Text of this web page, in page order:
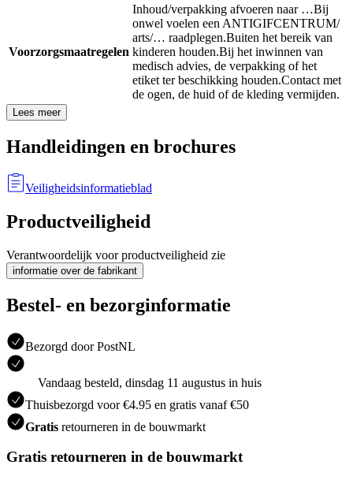
Voorzorgsmaatregelen
Inhoud/verpakking afvoeren naar …Bij
onwel voelen een ANTIGIFCENTRUM/
arts/… raadplegen.Buiten het bereik van
kinderen houden.Bij het inwinnen van
medisch advies, de verpakking of het
etiket ter beschikking houden.Contact met
de ogen, de huid of de kleding vermijden.
Lees meer
Handleidingen en brochures
Veiligheidsinformatieblad
Productveiligheid
Verantwoordelijk voor productveiligheid zie
informatie over de fabrikant
Bestel- en bezorginformatie
Bezorgd door PostNL
Vandaag besteld, dinsdag 11 augustus in huis
Thuisbezorgd voor €4.95 en gratis vanaf €50
Gratis retourneren in de bouwmarkt
Gratis retourneren in de bouwmarkt